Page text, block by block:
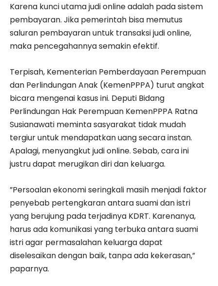
Karena kunci utama judi online adalah pada sistem
pembayaran. Jika pemerintah bisa memutus
saluran pembayaran untuk transaksi judi online,
maka pencegahannya semakin efektif.
Terpisah, Kementerian Pemberdayaan Perempuan
dan Perlindungan Anak (KemenPPPA) turut angkat
bicara mengenai kasus ini. Deputi Bidang
Perlindungan Hak Perempuan KemenPPPA Ratna
Susianawati meminta sasyarakat tidak mudah
tergiur untuk mendapatkan uang secara instan.
Apalagi, menyangkut judi online. Sebab, cara ini
justru dapat merugikan diri dan keluarga.
”Persoalan ekonomi seringkali masih menjadi faktor
penyebab pertengkaran antara suami dan istri
yang berujung pada terjadinya KDRT. Karenanya,
harus ada komunikasi yang terbuka antara suami
istri agar permasalahan keluarga dapat
diselesaikan dengan baik, tanpa ada kekerasan,”
paparnya.